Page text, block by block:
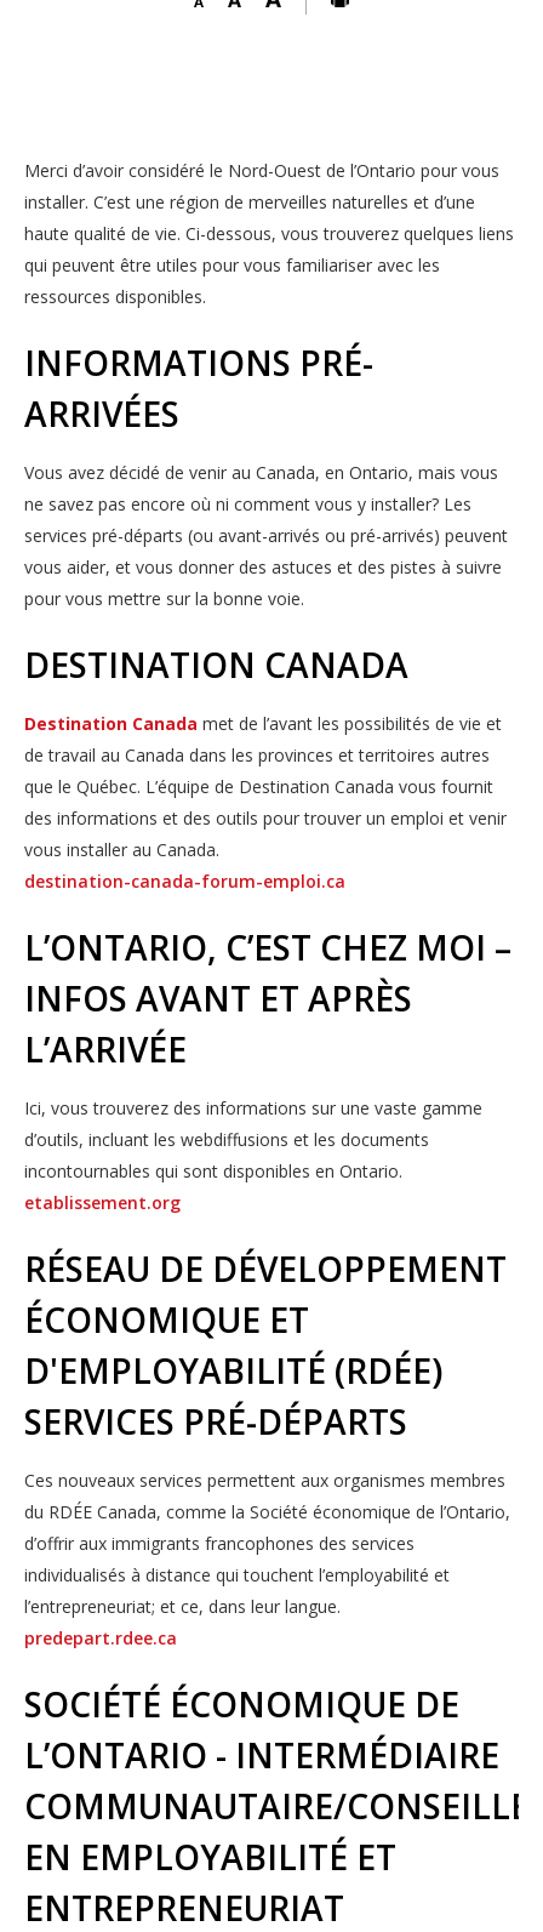
Merci d’avoir considéré le Nord-Ouest de l’Ontario pour vous
installer. C’est une région de merveilles naturelles et d’une
haute qualité de vie. Ci-dessous, vous trouverez quelques liens
qui peuvent être utiles pour vous familiariser avec les
ressources disponibles.
INFORMATIONS PRÉ-
ARRIVÉES
Vous avez décidé de venir au Canada, en Ontario, mais vous
ne savez pas encore où ni comment vous y installer? Les
services pré-départs (ou avant-arrivés ou pré-arrivés) peuvent
vous aider, et vous donner des astuces et des pistes à suivre
pour vous mettre sur la bonne voie.
DESTINATION CANADA
Destination Canada met de l’avant les possibilités de vie et
de travail au Canada dans les provinces et territoires autres
que le Québec. L’équipe de Destination Canada vous fournit
des informations et des outils pour trouver un emploi et venir
vous installer au Canada.
destination-canada-forum-emploi.ca
L’ONTARIO, C’EST CHEZ MOI –
INFOS AVANT ET APRÈS
L’ARRIVÉE
Ici, vous trouverez des informations sur une vaste gamme
d’outils, incluant les webdiffusions et les documents
incontournables qui sont disponibles en Ontario.
etablissement.org
RÉSEAU DE DÉVELOPPEMENT
ÉCONOMIQUE ET
D'EMPLOYABILITÉ (RDÉE)
SERVICES PRÉ-DÉPARTS
Ces nouveaux services permettent aux organismes membres
du RDÉE Canada, comme la Société économique de l’Ontario,
d’offrir aux immigrants francophones des services
individualisés à distance qui touchent l’employabilité et
l’entrepreneuriat; et ce, dans leur langue.
predepart.rdee.ca
SOCIÉTÉ ÉCONOMIQUE DE
L’ONTARIO - INTERMÉDIAIRE
COMMUNAUTAIRE/
EN EMPLOYABILITÉ ET
ENTREPRENEURIAT